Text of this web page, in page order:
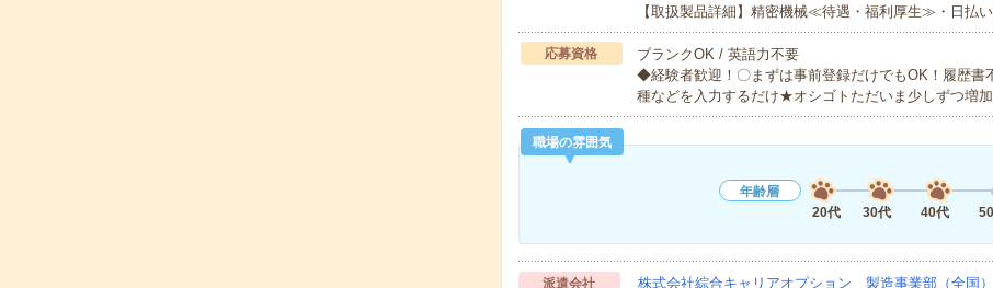
【取扱製品詳細】精密機械≪待遇・福利厚生≫・日払
応募資格
ブランクOK / 英語力不要
◆経験者歓迎！〇まずは事前登録だけでもOK！履歴
種などを入力するだけ★オシゴトただいま少しずつ増
職場の雰囲気
年齢層
20代
30代 40代
派遣会社 株式会社綜合キャリアオプション 製造事業部（全国）